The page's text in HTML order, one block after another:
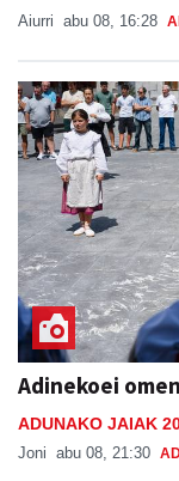
Aiurri abu 08, 16:28
Adinekoei
ADUNAKO JAIAK
Joni abu 08, 21:30